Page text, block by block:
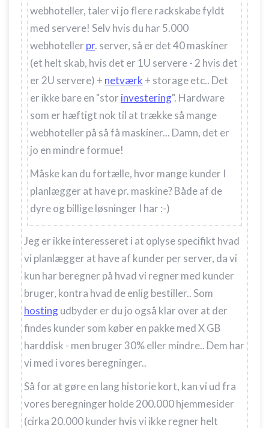
webhoteller, taler vi jo flere rackskabe fyldt
med servere! Selv hvis du har 5.000
webhoteller pr. server, så er det 40 maskiner
(et helt skab, hvis det er 1U servere - 2 hvis det
er 2U servere) + netværk + storage etc.. Det
er ikke bare en "stor investering". Hardware
som er hæftigt nok til at trække så mange
webhoteller på så få maskiner... Damn, det er
jo en mindre formue!
Måske kan du fortælle, hvor mange kunder I
planlægger at have pr. maskine? Både af de
dyre og billige løsninger I har :-)
Jeg er ikke interesseret i at oplyse specifikt hvad
vi planlægger at have af kunder per server, da vi
kun har beregner på hvad vi regner med kunder
bruger, kontra hvad de enlig bestiller.. Som
hostingudbyder er du jo også klar over at der
findes kunder som køber en pakke med X GB
harddisk - men bruger 30% eller mindre.. Dem har
vi med i vores beregninger..
Så for at gøre en lang historie kort, kan vi ud fra
vores beregninger holde 200.000 hjemmesider
(cirka 20.000 kunder hvis vi ikke regner helt